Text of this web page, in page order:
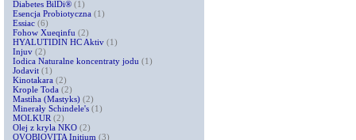
Diabetes BilDi® (1)
Esencja Probiotyczna (1)
Essiac (6)
Fohow Xueqinfu (2)
HYALUTIDIN HC Aktiv (1)
Injuv (2)
Iodica Naturalne koncentraty jodu (1)
Jodavit (1)
Kinotakara (2)
Krople Toda (2)
Mastiha (Mastyks) (2)
Minerały Schindele's (1)
MOLKUR (2)
Olej z kryla NKO (2)
OVOBIOVITA Initium (3)